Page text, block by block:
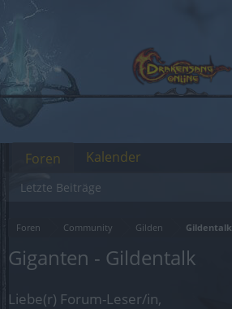
Foren Community Gilden Gildentalk
Giganten - Gildentalk
Liebe(r) Forum-Leser/in,
Foren
Letzte Beiträge
Kalender